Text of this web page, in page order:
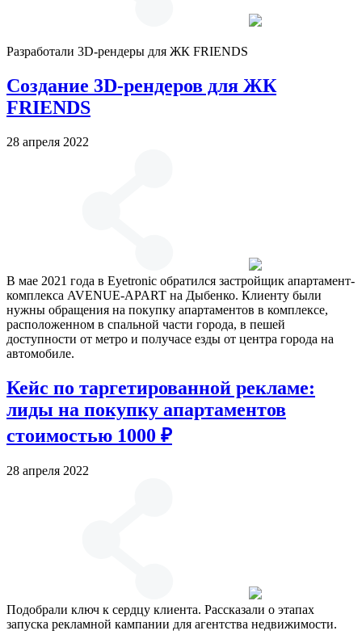
Разработали 3D-рендеры для ЖК FRIENDS
Создание 3D-рендеров для ЖК
FRIENDS
28 апреля 2022
В мае 2021 года в Eyetronic обратился застройщик апартамент-
комплекса AVENUE-APART на Дыбенко. Клиенту были
нужны обращения на покупку апартаментов в комплексе,
расположенном в спальной части города, в пешей
доступности от метро и получасе езды от центра города на
автомобиле.
Кейс по таргетированной рекламе:
лиды на покупку апартаментов
стоимостью 1000 ₽
28 апреля 2022
Подобрали ключ к сердцу клиента. Рассказали о этапах
запуска рекламной кампании для агентства недвижимости.